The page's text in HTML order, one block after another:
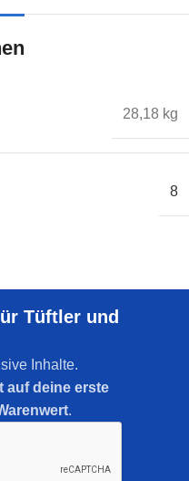
28,18 kg
8
Tüftler und
Inhalte.
auf deine erste
.